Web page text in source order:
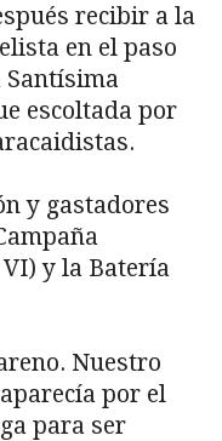
recibir a la
en el paso
Santísima
escoltada por
y gastadores
VI) y la Batería
Nuestro
por el
para ser